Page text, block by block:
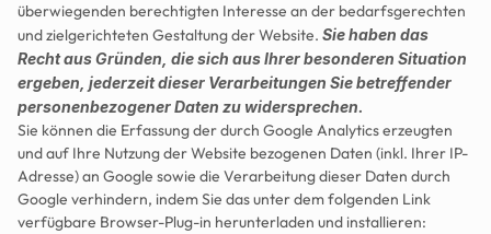
überwiegenden berechtigten Interesse an der bedarfsgerechten
und zielgerichteten Gestaltung der Website. Sie haben das
Recht aus Gründen, die sich aus Ihrer besonderen Situation
ergeben, jederzeit dieser Verarbeitungen Sie betreffender
personenbezogener Daten zu widersprechen.
Sie können die Erfassung der durch Google Analytics erzeugten
und auf Ihre Nutzung der Website bezogenen Daten (inkl. Ihrer IP-
Adresse) an Google sowie die Verarbeitung dieser Daten durch
Google verhindern, indem Sie das unter dem folgenden Link